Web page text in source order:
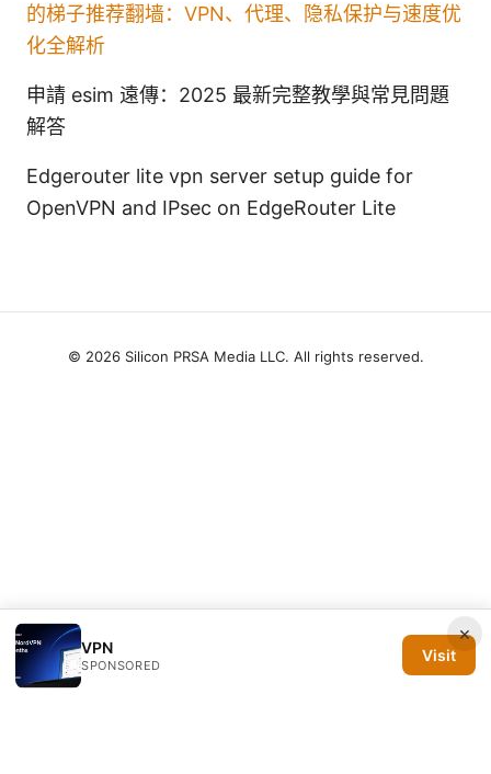
的梯子推荐翻墙：VPN、代理、隐私保护与速度优
化全解析
申請 esim 遠傳：2025 最新完整教學與常見問題
解答
Edgerouter lite vpn server setup guide for
OpenVPN and IPsec on EdgeRouter Lite
×
VPN
SPONSORED
Visit
© 2026 Silicon PRSA Media LLC. All rights reserved.